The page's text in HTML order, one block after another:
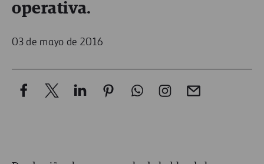
operativa.
03 de mayo de 2016